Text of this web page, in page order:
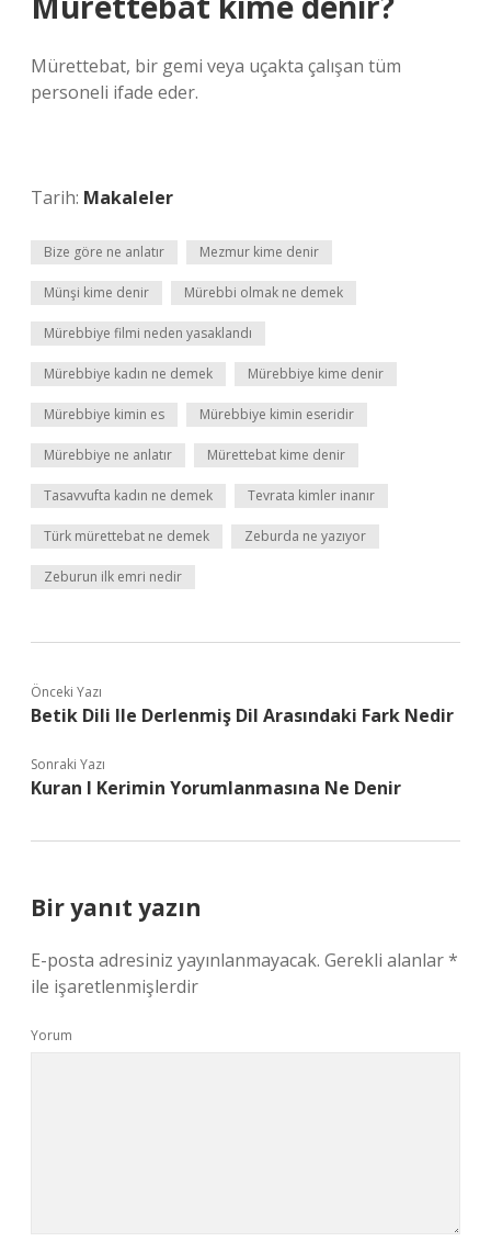
Mürettebat, bir gemi veya uçakta çalışan tüm
personeli ifade eder.
Tarih: Makaleler
Bize göre ne anlatır Mezmur kime denir
Münşi kime denir Mürebbi olmak ne demek
Mürebbiye filmi neden yasaklandı
Mürebbiye kadın ne demek Mürebbiye kime denir
Mürebbiye kimin es Mürebbiye kimin eseridir
Mürebbiye ne anlatır Mürettebat kime denir
Tasavvufta kadın ne demek Tevrata kimler inanır
Türk mürettebat ne demek Zeburda ne yazıyor
Zeburun ilk emri nedir
Önceki Yazı
Betik Dili Ile Derlenmiş Dil Arasındaki Fark Nedir
Sonraki Yazı
Kuran I Kerimin Yorumlanmasına Ne Denir
Bir yanıt yazın
E-posta adresiniz yayınlanmayacak. Gerekli alanlar*
ile işaretlenmişlerdir
Yorum